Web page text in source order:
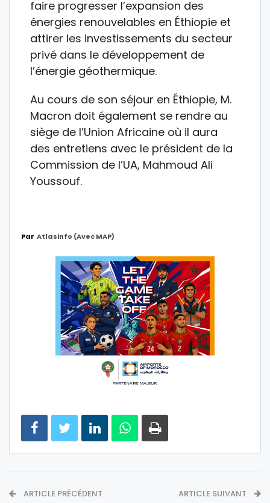
faire progresser l’expansion des
énergies renouvelables en Éthiopie et
attirer les investissements du secteur
privé dans le développement de
l’énergie géothermique.
Au cours de son séjour en Éthiopie, M.
Macron doit également se rendre au
siège de l’Union Africaine où il aura
des entretiens avec le président de la
Commission de l’UA, Mahmoud Ali
Youssouf.
Par Atlasinfo (avec MAP)
ARTICLE PRÉCÉDENT ARTICLE SUIVANT